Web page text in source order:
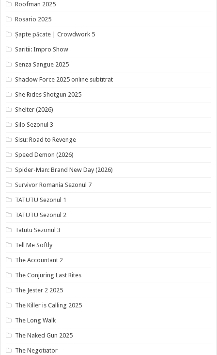
Roofman 2025
Rosario 2025
Șapte păcate | Crowdwork 5
Saritii: Impro Show
Senza Sangue 2025
Shadow Force 2025 online subtitrat
She Rides Shotgun 2025
Shelter (2026)
Silo Sezonul 3
Sisu: Road to Revenge
Speed Demon (2026)
Spider-Man: Brand New Day (2026)
Survivor Romania Sezonul 7
TATUTU Sezonul 1
TATUTU Sezonul 2
Tatutu Sezonul 3
Tell Me Softly
The Accountant 2
The Conjuring Last Rites
The Jester 2 2025
The Killer is Calling 2025
The Long Walk
The Naked Gun 2025
The Negotiator